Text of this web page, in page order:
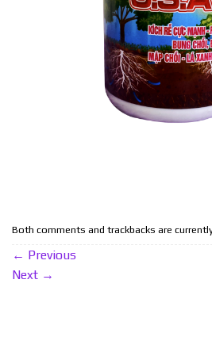
Both comments and trackbacks are
← Previous
Next →